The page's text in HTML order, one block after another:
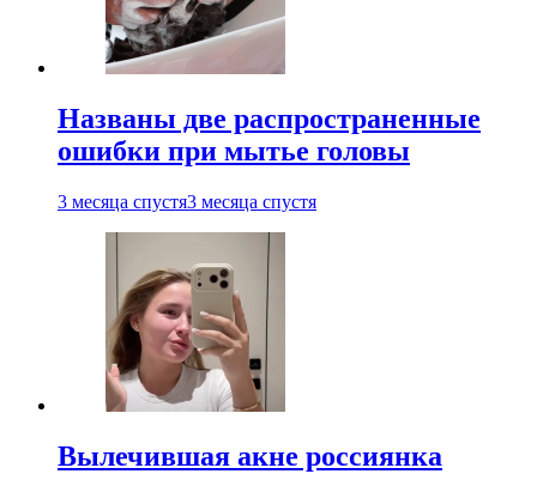
Названы две распространенные
ошибки при мытье головы
3 месяца спустя3 месяца спустя
Вылечившая акне россиянка